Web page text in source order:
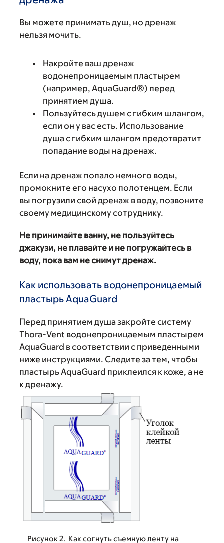
Вы можете принимать душ, но дренаж
нельзя мочить.
Накройте ваш дренаж
водонепроницаемым пластырем
(например, AquaGuard®) перед
принятием душа.
Пользуйтесь душем с гибким шлангом,
если он у вас есть. Использование
душа с гибким шлангом предотвратит
попадание воды на дренаж.
Если на дренаж попало немного воды,
промокните его насухо полотенцем. Если
вы погрузили свой дренаж в воду, позвоните
своему медицинскому сотруднику.
Не принимайте ванну, не пользуйтесь
джакузи, не плавайте и не погружайтесь в
воду, пока вам не снимут дренаж.
Как использовать водонепроницаемый
пластырь AquaGuard
Перед принятием душа закройте систему
Thora-Vent водонепроницаемым пластырем
AquaGuard в соответствии с приведенными
ниже инструкциями. Следите за тем, чтобы
пластырь AquaGuard приклеился к коже, а не
к дренажу.
Рисунок 2. Как согнуть съемную ленту на